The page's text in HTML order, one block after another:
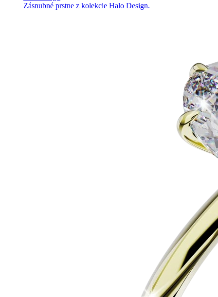
Zásnubné prstne z kolekcie Halo Design.